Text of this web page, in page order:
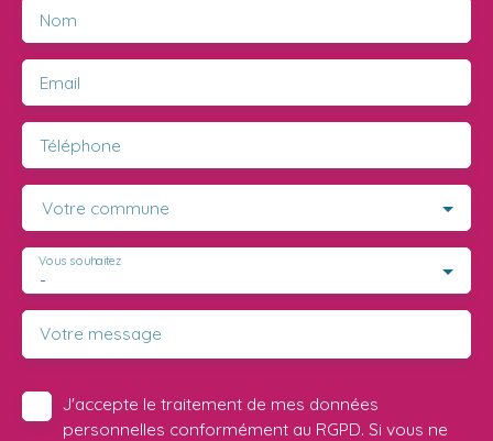
Nom
Email
Téléphone
Votre commune
-
Vous souhaitez
Votre message
J'accepte le traitement de mes données
personnelles conformément au RGPD. Si vous ne